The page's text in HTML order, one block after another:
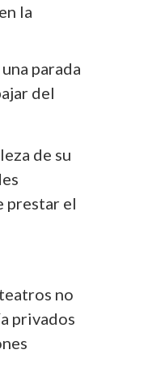
la
parada
del
de su
prestar el
no
privados